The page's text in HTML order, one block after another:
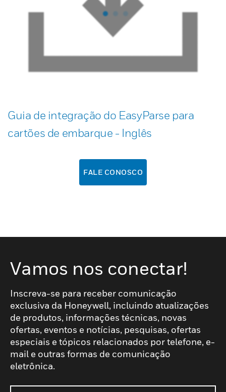
Guia de integração do EasyParse para
cartões de embarque - Inglês
FALE CONOSCO
Vamos nos conectar!
Inscreva-se para receber comunicação
exclusiva da Honeywell, incluindo atualizações
de produtos, informações técnicas, novas
ofertas, eventos e notícias, pesquisas, ofertas
especiais e tópicos relacionados por telefone, e-
mail e outras formas de comunicação
eletrônica.